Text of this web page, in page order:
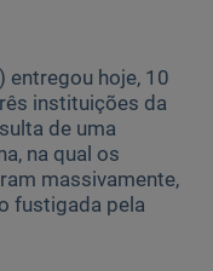
entregou hoje, 10
instituições da
de uma
na qual os
massivamente,
fustigada pela